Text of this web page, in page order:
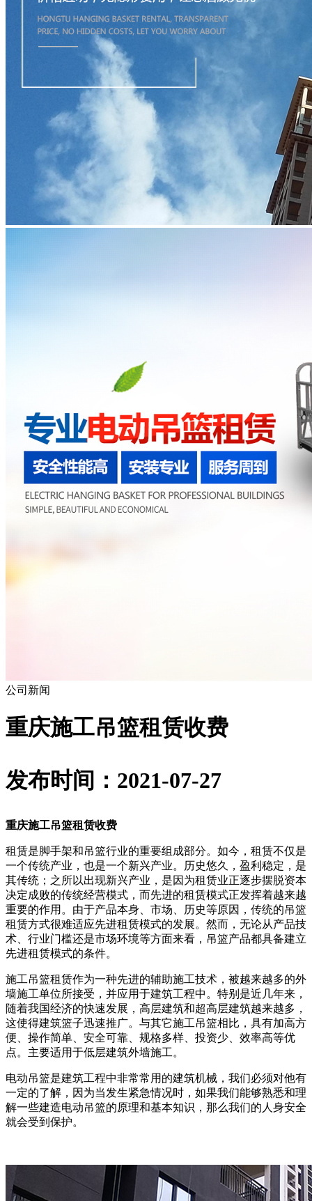
公司新闻
重庆施工吊篮租赁收费
发布时间：2021-07-27
重庆施工吊篮租赁收费
租赁是脚手架和吊篮行业的重要组成部分。如今，租赁不仅是
一个传统产业，也是一个新兴产业。历史悠久，盈利稳定，是
其传统；之所以出现新兴产业，是因为租赁业正逐步摆脱资本
决定成败的传统经营模式，而先进的租赁模式正发挥着越来越
重要的作用。由于产品本身、市场、历史等原因，传统的吊篮
租赁方式很难适应先进租赁模式的发展。然而，无论从产品技
术、行业门槛还是市场环境等方面来看，吊篮产品都具备建立
先进租赁模式的条件。
施工吊篮租赁作为一种先进的辅助施工技术，被越来越多的外
墙施工单位所接受，并应用于建筑工程中。特别是近几年来，
随着我国经济的快速发展，高层建筑和超高层建筑越来越多，
这使得建筑篮子迅速推广。与其它施工吊篮相比，具有加高方
便、操作简单、安全可靠、规格多样、投资少、效率高等优
点。主要适用于低层建筑外墙施工。
电动吊篮是建筑工程中非常常用的建筑机械，我们必须对他有
一定的了解，因为当发生紧急情况时，如果我们能够熟悉和理
解一些建造电动吊篮的原理和基本知识，那么我们的人身安全
就会受到保护。